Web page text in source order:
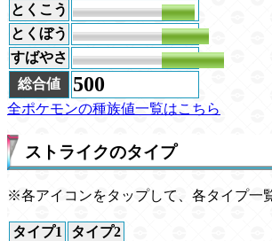
とくこう
55
とくぼう
80
すばやさ
105
総合値
500
全ポケモンの種族値一覧はこちら
ストライクのタイプ
※各アイコンをタップして、各タイプ一
タイプ1 タイプ2